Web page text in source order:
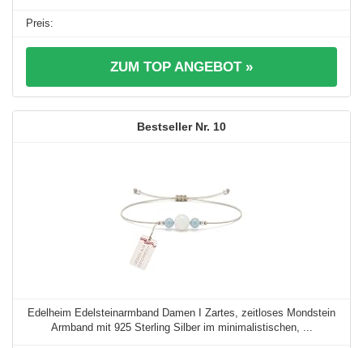
ZUM TOP ANGEBOT »
10
Edelheim Edelsteinarmband Damen I Zartes, zeitloses Mondstein
Armband mit 925 Sterling Silber im minimalistischen, ...